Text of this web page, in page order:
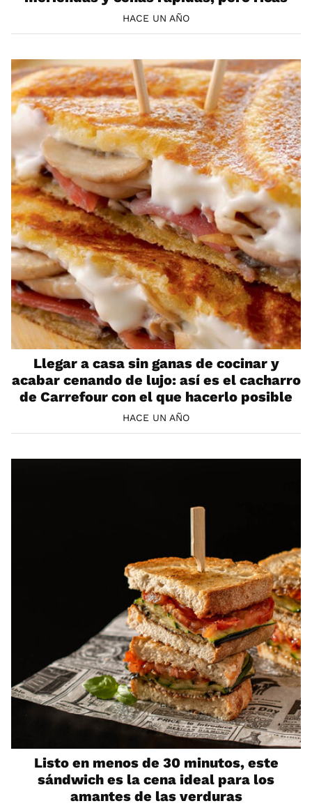
HACE UN AÑO
Llegar a casa sin ganas de cocinar y
acabar cenando de lujo: así es el cacharro
de Carrefour con el que hacerlo posible
HACE UN AÑO
Listo en menos de 30 minutos, este
sándwich es la cena ideal para los
amantes de las verduras